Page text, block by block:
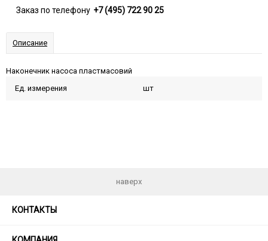
Заказ по телефону +7 (495) 722 90 25
Описание
Наконечник насоса пластмасовий
Ед. измерения
шт
наверх
КОНТАКТЫ